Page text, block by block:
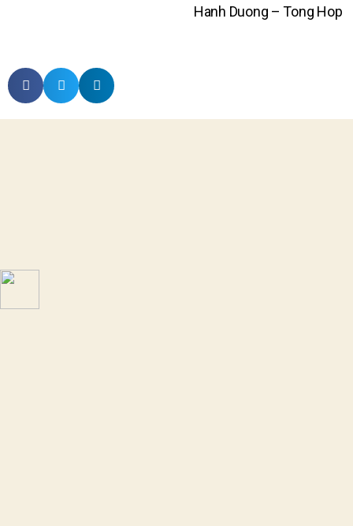
Hanh Duong – Tong Hop